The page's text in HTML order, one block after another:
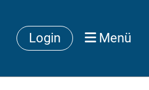
Login Menü